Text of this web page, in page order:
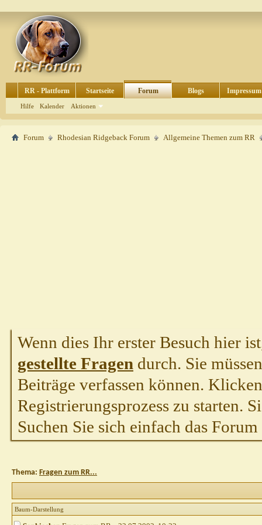
RR - Plattform Startseite Forum
Hilfe Kalender Aktionen
Blogs Impressum
Forum Rhodesian Ridgeback Forum Allgemeine Themen zum RR
Wenn dies Ihr erster Besuch hier
gestellte Fragen durch. Sie
Beiträge verfassen können.
Registrierungsprozess zu starten.
Suchen Sie sich einfach das
Thema: Fragen zum RR...
Baum-Darstellung